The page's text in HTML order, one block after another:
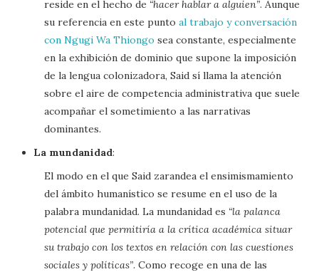
reside en el hecho de “hacer hablar a alguien”. Aunque
su referencia en este puntoal trabajo y conversación
con Ngugi Wa Thiongo sea constante, especialmente
en la exhibición de dominio que supone la imposición
de la lengua colonizadora, Said sí llama la atención
sobre el aire de competencia administrativa que suele
acompañar el sometimiento a las narrativas
dominantes.
La mundanidad:
El modo en el que Said zarandea el ensimismamiento
del ámbito humanístico se resume en el uso de la
palabra mundanidad. La mundanidad es “la palanca
potencial que permitiría a la crítica académica situar
su trabajo con los textos en relación con las cuestiones
sociales y políticas”. Como recoge en una de las